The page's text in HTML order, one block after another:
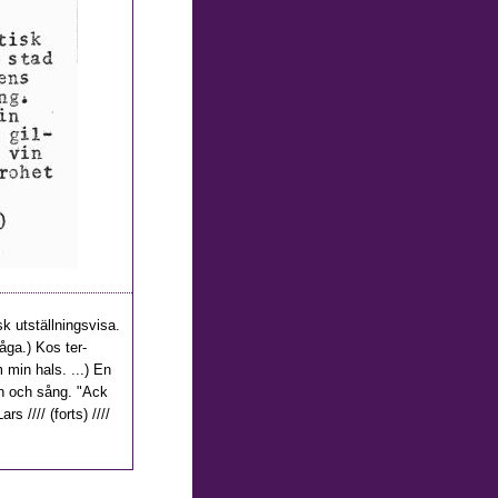
utställningsvisa.
Kos ter-
min hals. ...) En
och sång. "Ack
//// (forts) ////